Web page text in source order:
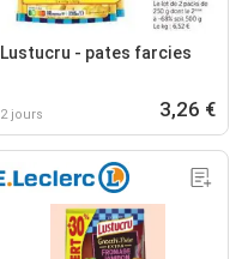
Lustucru - pates farcies
2 jours 3,26 €